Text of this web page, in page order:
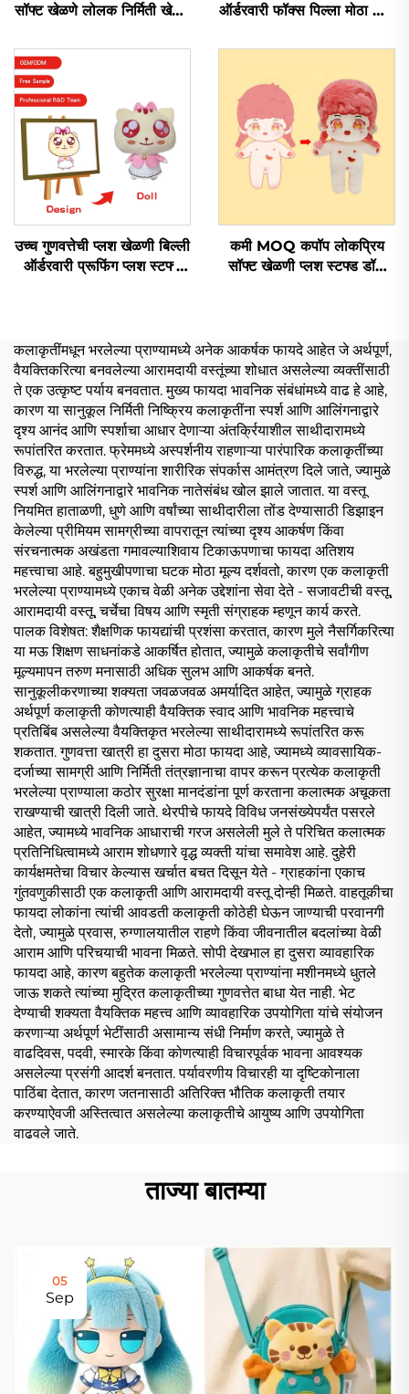
सॉफ्ट खेळणे लोलक निर्मिती खेळणे
ऑर्डरवारी फॉक्स पिल्ला मोठा डॉल
उच्च गुणवत्तेची प्लश खेळणी बिल्ली
ऑर्डरवारी प्रूफिंग प्लश स्टफ्ड
कमी MOQ कपॉप लोकप्रिय
सॉफ्ट खेळणी प्लश स्टफ्ड डॉल
कलाकृतींमधून भरलेल्या प्राण्यामध्ये अनेक आकर्षक फायदे आहेत जे अर्थपूर्ण,
वैयक्तिकरित्या बनवलेल्या आरामदायी वस्तूंच्या शोधात असलेल्या व्यक्तींसाठी
ते एक उत्कृष्ट पर्याय बनवतात. मुख्य फायदा भावनिक संबंधांमध्ये वाढ हे आहे,
कारण या सानुकूल निर्मिती निष्क्रिय कलाकृतींना स्पर्श आणि आलिंगनाद्वारे
दृश्य आनंद आणि स्पर्शाचा आधार देणाऱ्या अंतर्क्रियाशील साथीदारामध्ये
रूपांतरित करतात. फ्रेममध्ये अस्पर्शनीय राहणाऱ्या पारंपारिक कलाकृतींच्या
विरुद्ध, या भरलेल्या प्राण्यांना शारीरिक संपर्कास आमंत्रण दिले जाते, ज्यामुळे
स्पर्श आणि आलिंगनाद्वारे भावनिक नातेसंबंध खोल झाले जातात. या वस्तू
नियमित हाताळणी, धुणे आणि वर्षांच्या साथीदारीला तोंड देण्यासाठी डिझाइन
केलेल्या प्रीमियम सामग्रीच्या वापरातून त्यांच्या दृश्य आकर्षण किंवा
संरचनात्मक अखंडता गमावल्याशिवाय टिकाऊपणाचा फायदा अतिशय
महत्त्वाचा आहे. बहुमुखीपणाचा घटक मोठा मूल्य दर्शवतो, कारण एक कलाकृती
भरलेल्या प्राण्यामध्ये एकाच वेळी अनेक उद्देशांना सेवा देते - सजावटीची वस्तू,
आरामदायी वस्तू, चर्चेचा विषय आणि स्मृती संग्राहक म्हणून कार्य करते.
पालक विशेषत: शैक्षणिक फायद्यांची प्रशंसा करतात, कारण मुले नैसर्गिकरित्या
या मऊ शिक्षण साधनांकडे आकर्षित होतात, ज्यामुळे कलाकृतीचे सर्वांगीण
मूल्यमापन तरुण मनासाठी अधिक सुलभ आणि आकर्षक बनते.
सानुकूलीकरणाच्या शक्यता जवळजवळ अमर्यादित आहेत, ज्यामुळे ग्राहक
अर्थपूर्ण कलाकृती कोणत्याही वैयक्तिक स्वाद आणि भावनिक महत्त्वाचे
प्रतिबिंब असलेल्या वैयक्तिकृत भरलेल्या साथीदारामध्ये रूपांतरित करू
शकतात. गुणवत्ता खात्री हा दुसरा मोठा फायदा आहे, ज्यामध्ये व्यावसायिक-
दर्जाच्या सामग्री आणि निर्मिती तंत्रज्ञानाचा वापर करून प्रत्येक कलाकृती
भरलेल्या प्राण्याला कठोर सुरक्षा मानदंडांना पूर्ण करताना कलात्मक अचूकता
राखण्याची खात्री दिली जाते. थेरपीचे फायदे विविध जनसंख्येपर्यंत पसरले
आहेत, ज्यामध्ये भावनिक आधाराची गरज असलेली मुले ते परिचित कलात्मक
प्रतिनिधित्वामध्ये आराम शोधणारे वृद्ध व्यक्ती यांचा समावेश आहे. दुहेरी
कार्यक्षमतेचा विचार केल्यास खर्चात बचत दिसून येते - ग्राहकांना एकाच
गुंतवणुकीसाठी एक कलाकृती आणि आरामदायी वस्तू दोन्ही मिळते. वाहतूकीचा
फायदा लोकांना त्यांची आवडती कलाकृती कोठेही घेऊन जाण्याची परवानगी
देतो, ज्यामुळे प्रवास, रुग्णालयातील राहणे किंवा जीवनातील बदलांच्या वेळी
आराम आणि परिचयाची भावना मिळते. सोपी देखभाल हा दुसरा व्यावहारिक
फायदा आहे, कारण बहुतेक कलाकृती भरलेल्या प्राण्यांना मशीनमध्ये धुतले
जाऊ शकते त्यांच्या मुद्रित कलाकृतीच्या गुणवत्तेत बाधा येत नाही. भेट
देण्याची शक्यता वैयक्तिक महत्त्व आणि व्यावहारिक उपयोगिता यांचे संयोजन
करणाऱ्या अर्थपूर्ण भेटींसाठी असामान्य संधी निर्माण करते, ज्यामुळे ते
वाढदिवस, पदवी, स्मारके किंवा कोणत्याही विचारपूर्वक भावना आवश्यक
असलेल्या प्रसंगी आदर्श बनतात. पर्यावरणीय विचारही या दृष्टिकोनाला
पाठिंबा देतात, कारण जतनासाठी अतिरिक्त भौतिक कलाकृती तयार
करण्याऐवजी अस्तित्वात असलेल्या कलाकृतीचे आयुष्य आणि उपयोगिता
वाढवले जाते.
ताज्या बातम्या
05
Sep